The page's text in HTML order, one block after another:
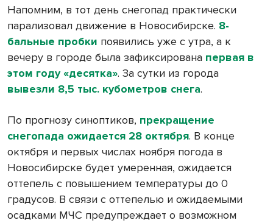
Напомним, в тот день снегопад практически
парализовал движение в Новосибирске. 8-
бальные пробки появились уже с утра, а к
вечеру в городе была зафиксирована первая в
этом году «десятка». За сутки из города
вывезли 8,5 тыс. кубометров снега.
По прогнозу синоптиков, прекращение
снегопада ожидается 28 октября. В конце
октября и первых числах ноября погода в
Новосибирске будет умеренная, ожидается
оттепель с повышением температуры до 0
градусов. В связи с оттепелью и ожидаемыми
осадками МЧС предупреждает о возможном